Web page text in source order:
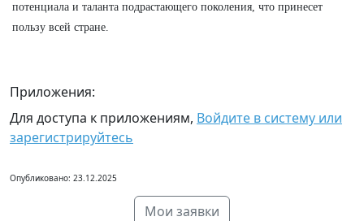
потенциала и таланта подрастающего поколения, что принесет
пользу всей стране.
Приложения:
Для доступа к приложениям, Войдите в систему или
зарегистрируйтесь
Опубликовано: 23.12.2025
Мои заявки